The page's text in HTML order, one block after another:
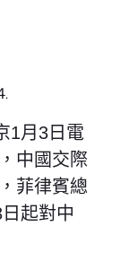
1月3日電
中國交際
菲律賓總
起對中